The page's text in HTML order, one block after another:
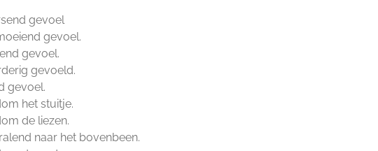
gevoel
gevoel.
gevoel.
gevoeld.
gevoel.
het stuitje.
de liezen.
naar het bovenbeen.